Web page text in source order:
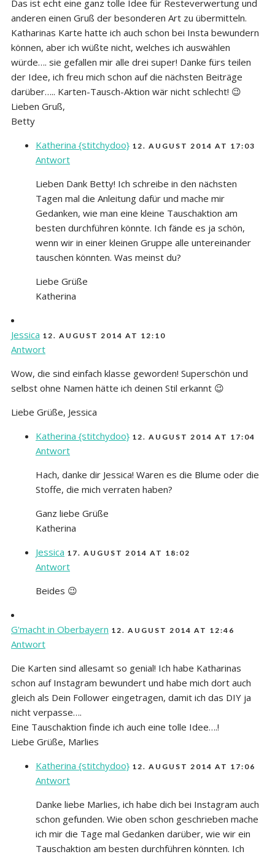
Das ist echt eine ganz tolle Idee für Resteverwertung und
anderen einen Gruß der besonderen Art zu übermitteln.
Katharinas Karte hatte ich auch schon bei Insta bewundern
können, aber ich wüßte nicht, welches ich auswählen
würde…. sie gefallen mir alle drei super! Danke fürs teilen
der Idee, ich freu mich schon auf die nächsten Beiträge
darüber….. Karten-Tausch-Aktion wär nicht schlecht! 😉
Lieben Gruß,
Betty
Katherina {stitchydoo} 12. AUGUST 2014 AT 17:03
Antwort
Lieben Dank Betty! Ich schreibe in den nächsten
Tagen mal die Anleitung dafür und mache mir
Gedanken, wie man eine kleine Tauschaktion am
besten durchführen könnte. Ich fände es ja schön,
wenn wir in einer kleinen Gruppe alle untereinander
tauschen könnten. Was meinst du?
Liebe Grüße
Katherina
Jessica 12. AUGUST 2014 AT 12:10
Antwort
Wow, die sind einfach klasse geworden! Superschön und
selbst ohne Namen hätte ich deinen Stil erkannt 😉
Liebe Grüße, Jessica
Katherina {stitchydoo} 12. AUGUST 2014 AT 17:04
Antwort
Hach, danke dir Jessica! Waren es die Blume oder die
Stoffe, die mich verraten haben?
Ganz liebe Grüße
Katherina
Jessica 17. AUGUST 2014 AT 18:02
Antwort
Beides 😉
G'macht in Oberbayern 12. AUGUST 2014 AT 12:46
Antwort
Die Karten sind allesamt so genial! Ich habe Katharinas
schon auf Instagram bewundert und habe mich dort auch
gleich als Dein Follower eingetragen, damit ich das DIY ja
nicht verpasse….
Eine Tauschaktion finde ich auch eine tolle Idee….!
Liebe Grüße, Marlies
Katherina {stitchydoo} 12. AUGUST 2014 AT 17:06
Antwort
Danke liebe Marlies, ich habe dich bei Instagram auch
schon gefunden. Wie oben schon geschrieben mache
ich mir die Tage mal Gedanken darüber, wie wir ein
Tauschaktion am besten durchführen könnten. Ich